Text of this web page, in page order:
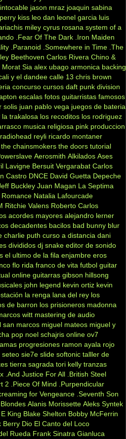
intocable jason mraz joaquin sabina
kiss leo dan leonel garcia luis
miley cyrus rosana system of a
.Fear Of The Dark .Iron Maiden
.Paranoid .Somewhere in Time .The
Beethoven Carlos Rivera Chino &
Morat Sia alex ubago armonica backing
y el dandee calle 13 chris brown
concurso cursos daft punk division
escalas fotos guitarristas famosos
solis juan pablo vega juegos de bateria
la trakalosa los recoditos los rodriguez
musica religiosa pink produccion
radiohead reyli ricardo montaner
the chainsmokers the doors tutorial
Aerosmith Alkilados Ases
Lavigne Bersuit Vergarabat Carlos
Castro DNCE David Guetta Depeche
Buckley Juan Magan La Septima
Natalia Lafourcade
Ritchie Valens Roberto Carlos
acordes mayores alejandro lerner
decadentes bacilos bad bunny blur
charlie puth curso a distancia dani
divididos dj snake editor de sonido
el ultimo de la fila enjambre eros
flo rida franco de vita futbol guitar
online guitarras gibson hillsong
john legend kevin ortiz kevin
la renga lana del rey los
de barron los prisioneros madonna
witt mastering de audio
san marcos miguel mateos miguel y
pop noel schajris online ov7
progresiones ramon ayala rojo
seteo sie7e slide softonic talller de
tierra sagrada tori kelly tranzas
.And Justice For All .British Steel
2 .Piece Of Mind .Purpendicular
for Vengeance .Seventh Son
Alanis Morissette Aleks Syntek
King Blake Shelton Bobby McFerrin
Berry Dio El Canto del Loco
Rueda Frank Sinatra Gianluca